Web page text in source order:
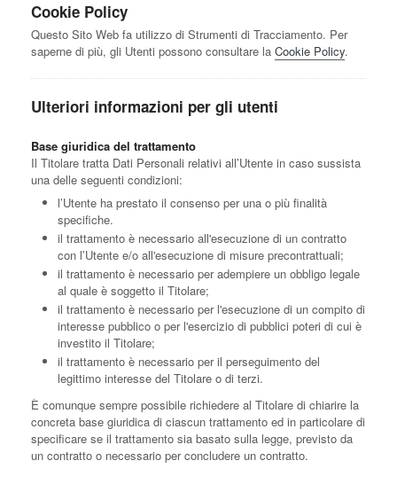
Cookie Policy
Questo Sito Web fa utilizzo di Strumenti di Tracciamento. Per
saperne di più, gli Utenti possono consultare la Cookie Policy.
Ulteriori informazioni per gli utenti
Base giuridica del trattamento
Il Titolare tratta Dati Personali relativi all’Utente in caso sussista
una delle seguenti condizioni:
l’Utente ha prestato il consenso per una o più finalità
specifiche.
il trattamento è necessario all'esecuzione di un contratto
con l’Utente e/o all'esecuzione di misure precontrattuali;
il trattamento è necessario per adempiere un obbligo legale
al quale è soggetto il Titolare;
il trattamento è necessario per l'esecuzione di un compito di
interesse pubblico o per l'esercizio di pubblici poteri di cui è
investito il Titolare;
il trattamento è necessario per il perseguimento del
legittimo interesse del Titolare o di terzi.
È comunque sempre possibile richiedere al Titolare di chiarire la
concreta base giuridica di ciascun trattamento ed in particolare di
specificare se il trattamento sia basato sulla legge, previsto da
un contratto o necessario per concludere un contratto.